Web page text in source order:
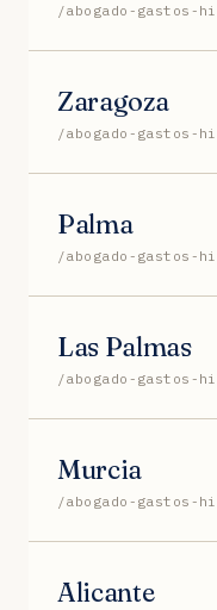
/abogado-gastos-
Zaragoza
/abogado-gastos-
Palma
/abogado-gastos-
Las Palmas
/abogado-gastos-
Murcia
/abogado-gastos-
Alicante